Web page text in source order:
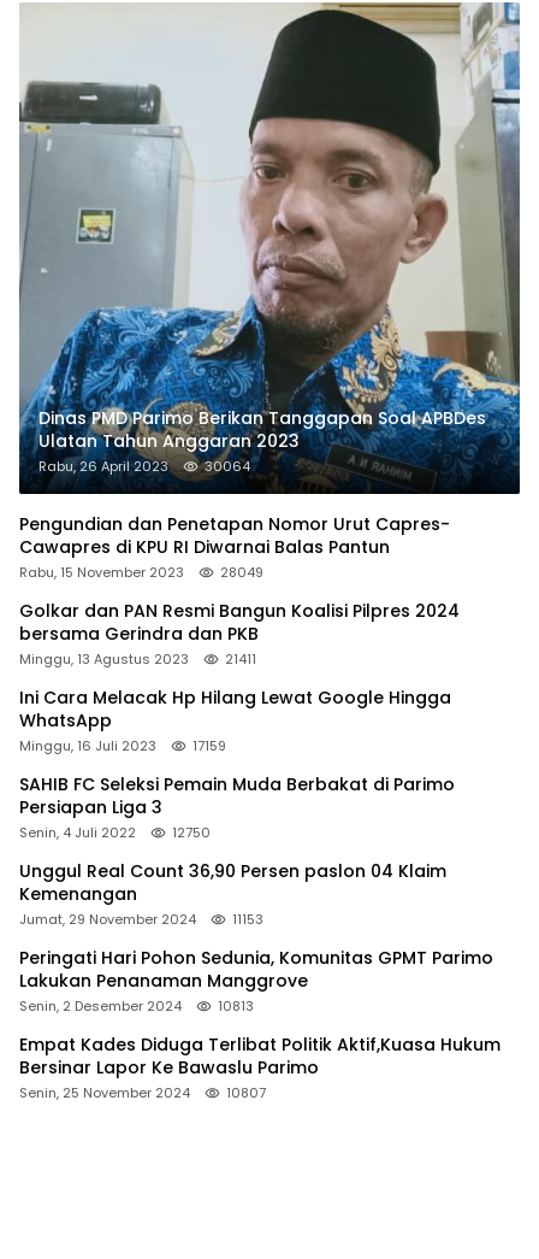
Dinas PMD Parimo Berikan Tanggapan Soal APBDes
Ulatan Tahun Anggaran 2023
Rabu, 26 April 2023 30064
Pengundian dan Penetapan Nomor Urut Capres-
Cawapres di KPU RI Diwarnai Balas Pantun
Rabu, 15 November 2023 28049
Golkar dan PAN Resmi Bangun Koalisi Pilpres 2024
bersama Gerindra dan PKB
Minggu, 13 Agustus 2023 21411
Ini Cara Melacak Hp Hilang Lewat Google Hingga
WhatsApp
Minggu, 16 Juli 2023 17159
SAHIB FC Seleksi Pemain Muda Berbakat di Parimo
Persiapan Liga 3
Senin, 4 Juli 2022 12750
Unggul Real Count 36,90 Persen paslon 04 Klaim
Kemenangan
Jumat, 29 November 2024 11153
Peringati Hari Pohon Sedunia, Komunitas GPMT Parimo
Lakukan Penanaman Manggrove
Senin, 2 Desember 2024 10813
Empat Kades Diduga Terlibat Politik Aktif,Kuasa Hukum
Bersinar Lapor Ke Bawaslu Parimo
Senin, 25 November 2024 10807